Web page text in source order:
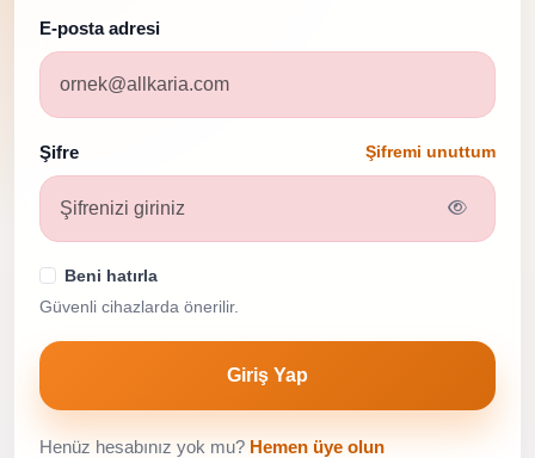
E-posta adresi
Şifre Şifremi unuttum
Beni hatırla
Güvenli cihazlarda önerilir.
Giriş Yap
Henüz hesabınız yok mu? Hemen üye olun